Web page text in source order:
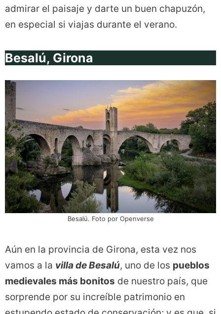
admirar el paisaje y darte un buen chapuzón,
en especial si viajas durante el verano.
Besalú, Girona
Besalú. Foto por Openverse
Aún en la provincia de Girona, esta vez nos
vamos a la villa de Besalú, uno de los pueblos
medievales más bonitos de nuestro país, que
sorprende por su increíble patrimonio en